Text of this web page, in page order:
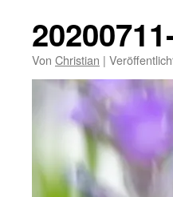
Von Christian |